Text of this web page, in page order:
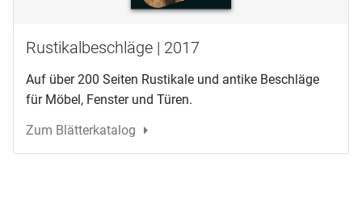
Rustikalbeschläge | 2017
Auf über 200 Seiten Rustikale und antike Beschläge
für Möbel, Fenster und Türen.
Zum Blätterkatalog